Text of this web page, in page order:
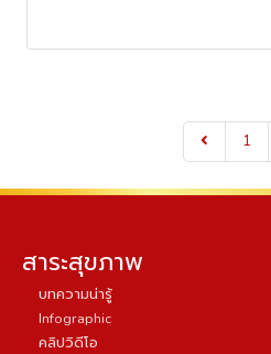
1
สาระสุขภาพ
บทความน่ารู้
Infographic
คลิปวิดีโอ